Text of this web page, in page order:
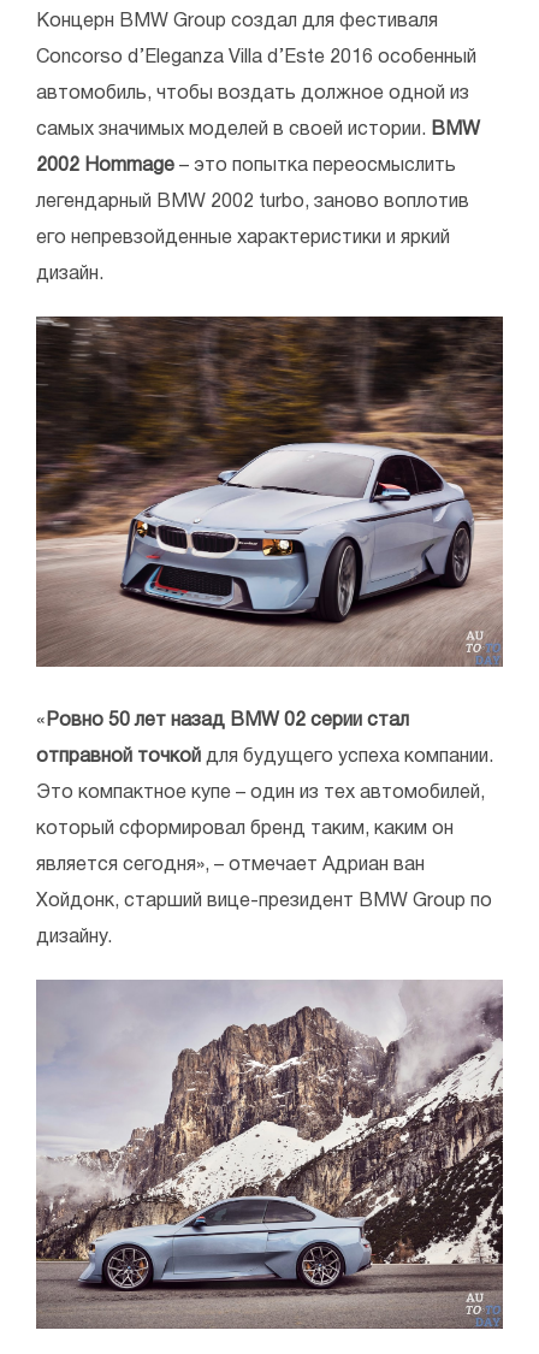
Концерн BMW Group создал для фестиваля
Concorso d’Eleganza Villa d’Este 2016 особенный
автомобиль, чтобы воздать должное одной из
самых значимых моделей в своей истории. BMW
2002 Hommage – это попытка переосмыслить
легендарный BMW 2002 turbo, заново воплотив
его непревзойденные характеристики и яркий
дизайн.
« Ровно 50 лет назад BMW 02 серии стал
отправной точкой для будущего успеха компании.
Это компактное купе – один из тех автомобилей,
который сформировал бренд таким, каким он
является сегодня», – отмечает Адриан ван
Хойдонк, старший вице-президент BMW Group по
дизайну.